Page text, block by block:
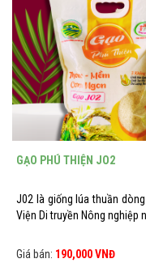
GẠO PHÚ THIỆN JO2
J02 là giống lúa thuần
Viện Di truyền Nông nghiệp
Giá bán: 190,000 VNĐ